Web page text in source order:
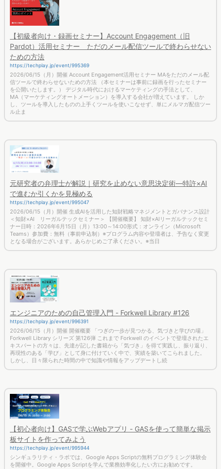
【初級者向け・録画セミナー】Account Engagement（旧
Pardot）活用セミナー ただのメール配信ツールで終わらせない
ための方法
https://techplay.jp/event/995369
2026/06/15（月）開催 Account Engagement活用セミナー MAをただのメール配
信ツールで終わらせないための方法 （本セミナーは事前に録画を行ったセミナー
を公開いたします。） デジタル時代におけるマーケティングの手法として、
MA（マーケティングオートメーション）を導入する会社が増えています。 しか
し、ツールを導入したものの上手くツールを使いこなせず、単にメルマガ配信ツー
ル止ま
元研究者の弁理士が解説｜研究を止めない意思決定術―特許×AI
で進むか引くかを見極める
https://techplay.jp/event/995047
2026/06/15（月）開催 生成AIを活用した知財戦略マネジメントとガバナンス設計
＜知財×AI リーガルテックセミナー＞ 【開催概要】 知財×AIリーガルテックセミ
ナー日時：2026年6月15日（月）13:00～14:00形式：オンライン（Microsoft
Teams）参加費：無料（事前申込制）※プログラム内容や登壇者は、予告なく変更
となる場合がございます。あらかじめご了承ください。※当日
エンジニアのための自己管理入門 - Forkwell Library #126
https://techplay.jp/event/996391
2026/06/15（月）開催 開催概要 「つぎの一歩が見つかる、気づきと学びの場」
Forkwell Library シリーズ 第126弾 これまで Forkwell のイベントで登壇されたエ
キスパートの方々は、先達が記した書籍から「気づき」を得て実践し、振り返り、
再現性のある「学び」として身に付けていく中で、実績を築いてこられました。
しかし、日々限られた時間の中で知識や情報をアップデートし続
【初心者向け】GASで学ぶWebアプリ - GASを使って簡単な掲示
板サイトを作ってみよう
https://techplay.jp/event/995944
シンギュラリティ・ラボでは、Google Apps Scriptの無料プログラミング体験会
を開催中。Google Apps Scriptを学んで業務効率化したい方にお勧めです。